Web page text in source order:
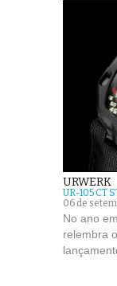
URWERK
UR-105 CT
06 de
No ano
relembra